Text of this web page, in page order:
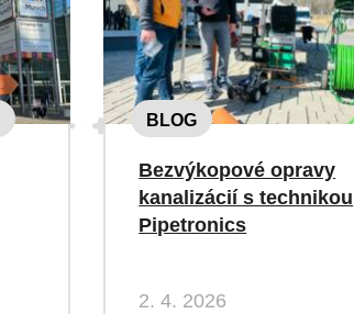
BLOG
Bezvýkopové opravy
kanalizácií s technikou
Pipetronics
2. 4. 2026